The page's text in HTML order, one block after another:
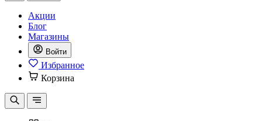
Акции
Блог
Магазины
Войти
Избранное
Корзина